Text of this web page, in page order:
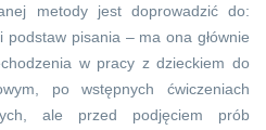
metody jest doprowadzić do:
pisania – ma ona głównie
w pracy z dzieckiem do
po wstępnych ćwiczeniach
ale przed podjęciem prób